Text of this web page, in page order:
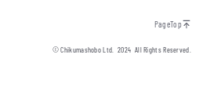
PageTop
© Chikumashobo Ltd.2024 All Rights Reserved.